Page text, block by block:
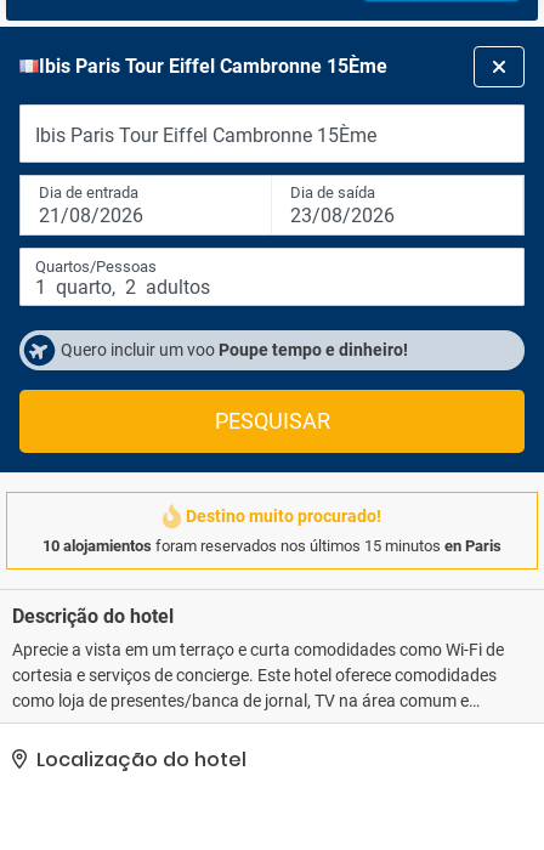
Ibis Paris Tour Eiffel Cambronne 15Ème
Ibis Paris Tour Eiffel Cambronne 15Ème
Dia de entrada
21/08/2026
Dia de saída
23/08/2026
Quartos/Pessoas
1 quarto, 2 adultos
Quero incluir um voo Poupe tempo e dinheiro!
PESQUISAR
Destino muito procurado!
10 alojamientos foram reservados nos últimos 15 minutos en Paris
Descrição do hotel
Aprecie a vista em um terraço e curta comodidades como Wi-Fi de
cortesia e serviços de concierge. Este hotel oferece comodidades
como loja de presentes/banca de jornal, TV na área comum e
salão de banquetes.. Esta propriedade recebeu sua classificação
oficial de estrelas da Agência de Desenvolvimento de Turismo da
França, a ATOUT France.. As comodidades presentes incluem um
Localização do hotel